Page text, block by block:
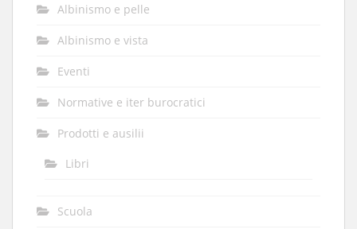
Albinismo e pelle
Albinismo e vista
Eventi
Normative e iter burocratici
Prodotti e ausilii
Libri
Scuola